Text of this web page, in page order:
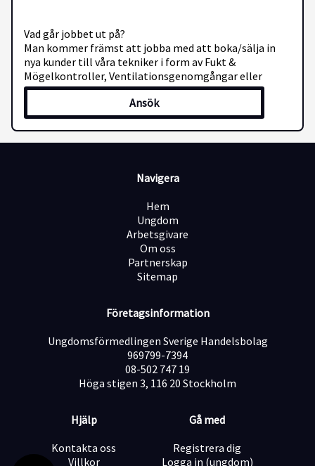
Vad går jobbet ut på?
Man kommer främst att jobba med att boka/sälja in
nya kunder till våra tekniker i form av Fukt &
Mögelkontroller, Ventilationsgenomgångar eller
Radonbesiktningar.
Friska Hem Sverige AB grundades i maj 2020 med en
kärnverksamhet inom fuktskyddskontroll och åtgärder.
till viss del i Stockholm.
https://www.instagram.com/friskahemsverige
Ansök
Navigera
Hem
Ungdom
Arbetsgivare
Om oss
Partnerskap
Sitemap
Företagsinformation
Ungdomsförmedlingen Sverige Handelsbolag
969799-7394
08-502 747 19
Höga stigen 3, 116 20 Stockholm
Hjälp
Kontakta oss
Villkor
Gå med
Registrera dig
Logga in (ungdom)